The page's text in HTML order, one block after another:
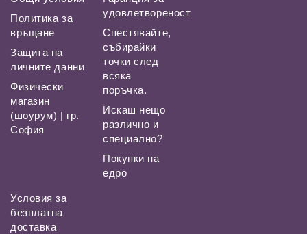
Политика за
връщане
Защита на
личните данни
Физически
магазин
(шоурум) | гр.
София
удовлетвореност
Спестявайте,
събирайки
точки след
всяка
поръчка.
Искаш нещо
различно и
специално?
Покупки на
едро
Условия за
безплатна
доставка